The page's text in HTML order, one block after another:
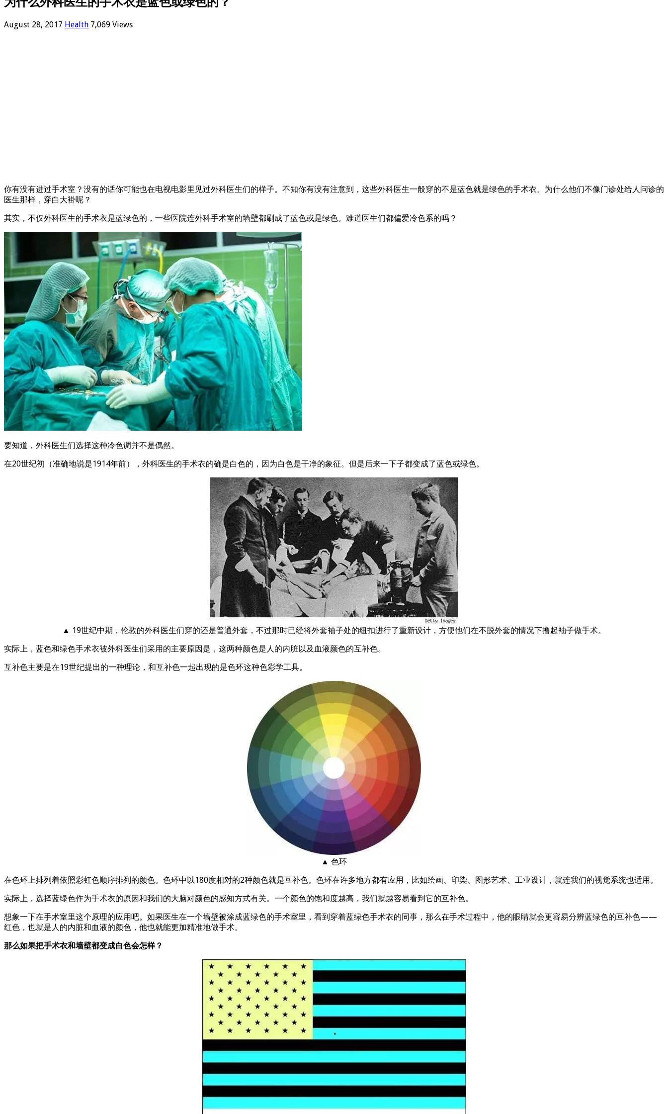
August 28, 2017 Health 7,069 Views
你有没有进过手术室？没有的话你可能也在电视电影里见过外科医生们的样子。不知你有没有注意到，这些外科医生一般穿的不是蓝色就是绿色的手术衣。为什么他们不像门诊处给人问诊的
医生那样，穿白大褂呢？
其实，不仅外科医生的手术衣是蓝绿色的，一些医院连外科手术室的墙壁都刷成了蓝色或是绿色。难道医生们都偏爱冷色系的吗？
要知道，外科医生们选择这种冷色调并不是偶然。
在20世纪初（准确地说是1914年前），外科医生的手术衣的确是白色的，因为白色是干净的象征。但是后来一下子都变成了蓝色或绿色。
▲ 19世纪中期，伦敦的外科医生们穿的还是普通外套，不过那时已经将外套袖子处的纽扣进行了重新设计，方便他们在不脱外套的情况下撸起袖子做手术。
实际上，蓝色和绿色手术衣被外科医生们采用的主要原因是，这两种颜色是人的内脏以及血液颜色的互补色。
互补色主要是在19世纪提出的一种理论，和互补色一起出现的是色环这种色彩学工具。
▲ 色环
在色环上排列着依照彩虹色顺序排列的颜色。色环中以180度相对的2种颜色就是互补色。色环在许多地方都有应用，比如绘画、印染、图形艺术、工业设计，就连我们的视觉系统也适用。
实际上，选择蓝绿色作为手术衣的原因和我们的大脑对颜色的感知方式有关。一个颜色的饱和度越高，我们就越容易看到它的互补色。
想象一下在手术室里这个原理的应用吧。如果医生在一个墙壁被涂成蓝绿色的手术室里，看到穿着蓝绿色手术衣的同事，那么在手术过程中，他的眼睛就会更容易分辨蓝绿色的互补色——
红色，也就是人的内脏和血液的颜色，他也就能更加精准地做手术。
那么如果把手术衣和墙壁都变成白色会怎样？